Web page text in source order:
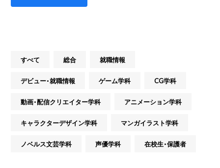
すべて 総合 就職情報
デビュー・就職情報 ゲーム学科 CG学科
動画・配信クリエイター学科 アニメーション学科
キャラクターデザイン学科 マンガイラスト学科
ノベルス文芸学科 声優学科 在校生・保護者